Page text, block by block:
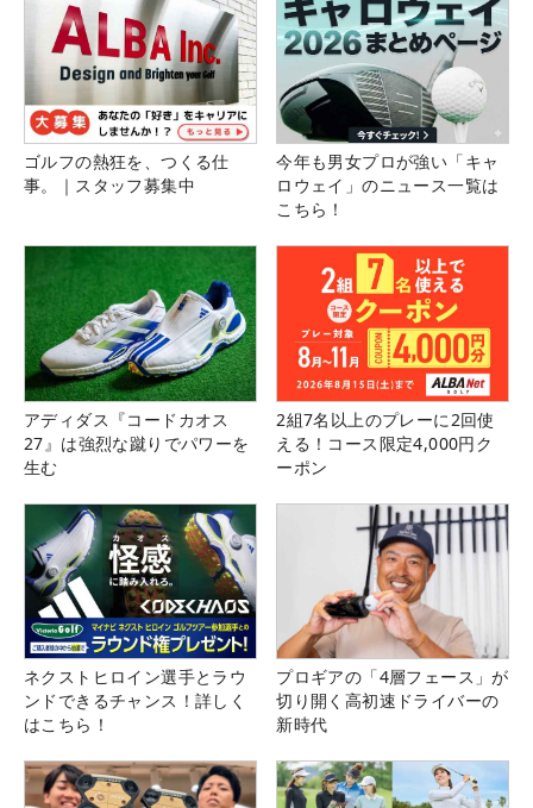
ゴルフの熱狂を、つくる仕
事。｜スタッフ募集中
今年も男女プロが強い「キャ
ロウェイ」のニュース一覧は
こちら！
アディダス『コードカオス
27』は強烈な蹴りでパワーを
生む
2組7名以上のプレーに2回使
える！コース限定4,000円ク
ーポン
ネクストヒロイン選手とラウ
ンドできるチャンス！詳しく
はこちら！
プロギアの「4層フェース」が
切り開く高初速ドライバーの
新時代